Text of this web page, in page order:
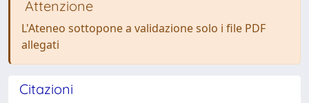
Attenzione
L'Ateneo sottopone a validazione solo i file PDF
allegati
Citazioni